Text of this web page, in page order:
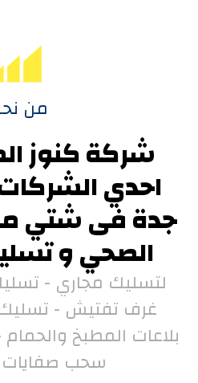
من
شركة كنوز
احدي
جدة فى شتي
الصحي و
لتسليك مجاري -
غرف تفتيش - تسليك
بلاعات المطبخ
سحب صفايات